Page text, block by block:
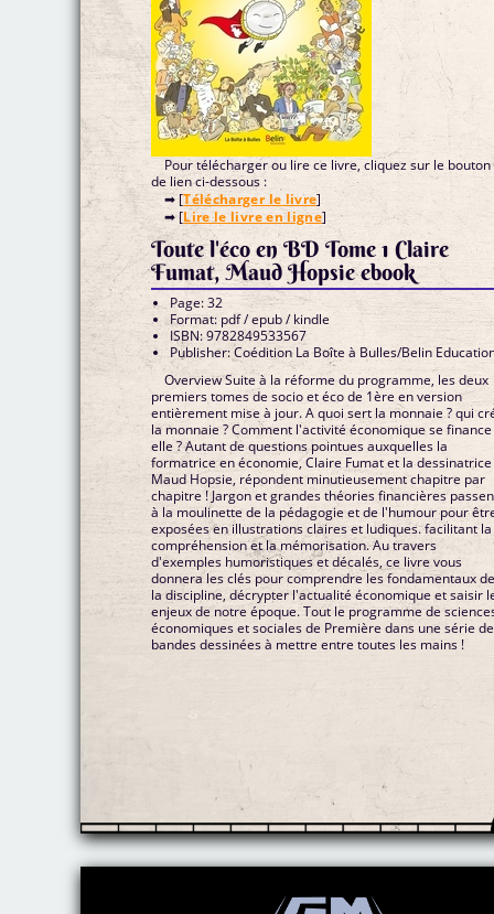
Pour télécharger ou lire ce livre, cliquez sur le bouton
de lien ci-dessous :
➡ [Télécharger le livre]
➡ [Lire le livre en ligne]
Toute l'éco en BD Tome 1 Claire
Fumat, Maud Hopsie ebook
Page: 32
Format: pdf / epub / kindle
ISBN: 9782849533567
Publisher: Coédition La Boîte à Bulles/Belin
Overview Suite à la réforme du programme, les deux
premiers tomes de socio et éco de 1ère en version
entièrement mise à jour. A quoi sert la monnaie ? qui
la monnaie ? Comment l'activité économique se
elle ? Autant de questions pointues auxquelles la
formatrice en économie, Claire Fumat et la dessinatrice
Maud Hopsie, répondent minutieusement chapitre par
chapitre ! Jargon et grandes théories financières
à la moulinette de la pédagogie et de l'humour pour
exposées en illustrations claires et ludiques. facilitant la
compréhension et la mémorisation. Au travers
d'exemples humoristiques et décalés, ce livre vous
donnera les clés pour comprendre les fondamentaux
la discipline, décrypter l'actualité économique et saisir
enjeux de notre époque. Tout le programme de
économiques et sociales de Première dans une série de
bandes dessinées à mettre entre toutes les mains !